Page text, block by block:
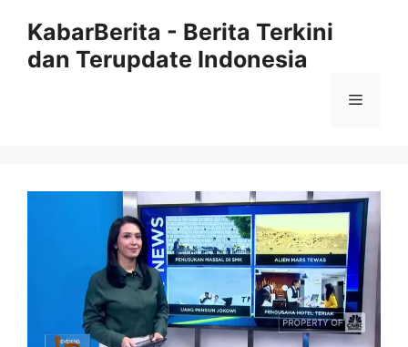
KabarBerita - Berita Terkini
dan Terupdate Indonesia
Menu